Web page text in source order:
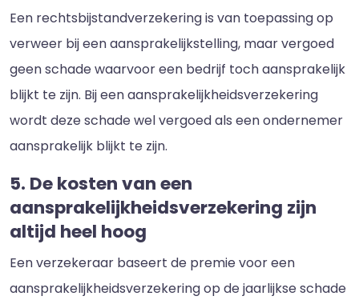
Een rechtsbijstandverzekering is van toepassing op
verweer bij een aansprakelijkstelling, maar vergoed
geen schade waarvoor een bedrijf toch aansprakelijk
blijkt te zijn. Bij een aansprakelijkheidsverzekering
wordt deze schade wel vergoed als een ondernemer
aansprakelijk blijkt te zijn.
5. De kosten van een
aansprakelijkheidsverzekering zijn
altijd heel hoog
Een verzekeraar baseert de premie voor een
aansprakelijkheidsverzekering op de jaarlijkse schade